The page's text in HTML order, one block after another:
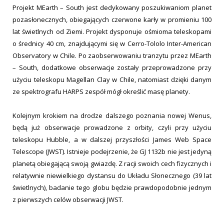
Projekt MEarth – South jest dedykowany poszukiwaniom planet
pozasłonecznych, obiegających czerwone karły w promieniu 100
lat świetlnych od Ziemi. Projekt dysponuje ośmioma teleskopami
o średnicy 40 cm, znajdującymi się w Cerro-Tololo Inter-American
Observatory w Chile. Po zaobserwowaniu tranzytu przez MEarth
– South, dodatkowe obserwacje zostały przeprowadzone przy
użyciu teleskopu Magellan Clay w Chile, natomiast dzięki danym
ze spektrografu HARPS zespół mógł określić masę planety.
Kolejnym krokiem na drodze dalszego poznania nowej Wenus,
będą już obserwacje prowadzone z orbity, czyli przy użyciu
teleskopu Hubble, a w dalszej przyszłości James Web Space
Telescope (JWST). Istnieje podejrzenie, że GJ 1132b nie jest jedyną
planetą obiegającą swoją gwiazdę. Z racji swoich cech fizycznych i
relatywnie niewielkiego dystansu do Układu Słonecznego (39 lat
świetlnych), badanie tego globu będzie prawdopodobnie jednym
z pierwszych celów obserwacji JWST.